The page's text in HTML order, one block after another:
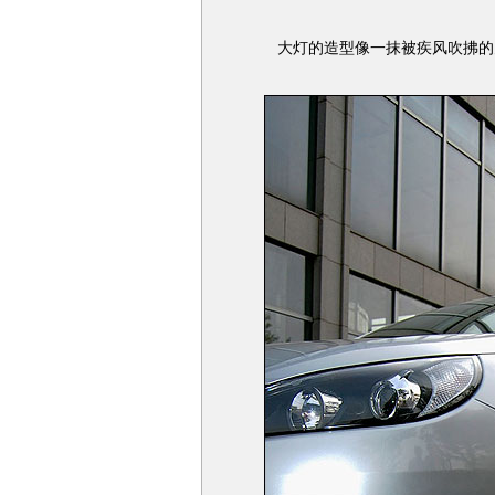
大灯的造型像一抹被疾风吹拂的